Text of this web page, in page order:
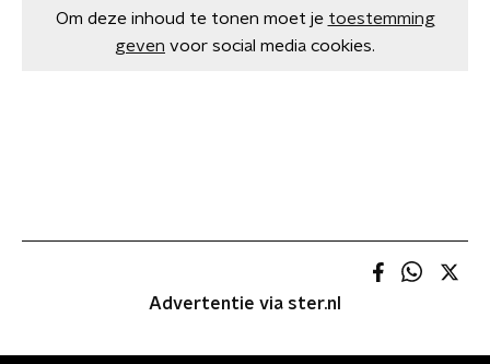
Om deze inhoud te tonen moet je toestemming
geven voor social media cookies.
Advertentie via ster.nl